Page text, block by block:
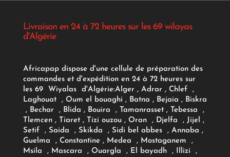
Livraison en 24 à 72 heures sur les 69 wilayas
d'Algérie
Africapap dispose d'une cellule de préparation des
commandes et d'expédition en 24 à 72 heures sur
les 69 Wiyalas d'Algérie:Alger , Adrar, Chlef ,
Laghouat , Oum el bouaghi , Batna , Bejaia , Biskra
, Bechar , Blida , Bouira , Tamanrasset , Tebessa ,
Tlemcen , Tiaret , Tizi ouzou , Oran , Djelfa , Jijel ,
Setif , Saida , Skikda , Sidi bel abbes , Annaba ,
Guelma , Constantine , Medea , Mostaganem ,
Msila , Mascara , Ouargla , El bayadh , Illizi ,